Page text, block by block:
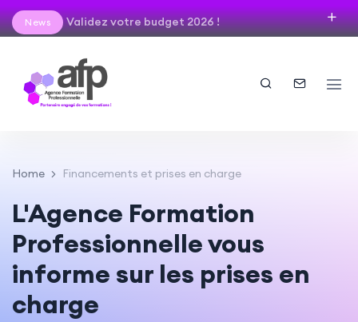
News Validez votre budget 2026 !
Home Financements et prises en charge
L'Agence Formation
Professionnelle vous
informe sur les prises en
charge